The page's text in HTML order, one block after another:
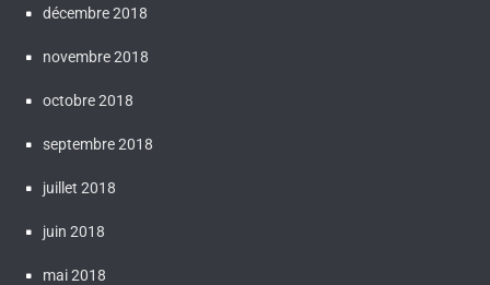
décembre 2018
novembre 2018
octobre 2018
septembre 2018
juillet 2018
juin 2018
mai 2018